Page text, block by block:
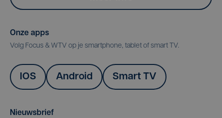
Onze apps
Volg Focus & WTV op je smartphone, tablet of smart TV.
IOS Android Smart TV
Nieuwsbrief